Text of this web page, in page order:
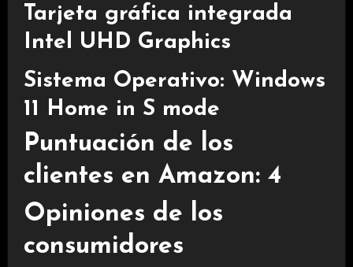
Tarjeta gráfica integrada
Intel UHD Graphics
Sistema Operativo: Windows
11 Home in S mode
Puntuación de los
clientes en Amazon: 4
Opiniones de los
consumidores